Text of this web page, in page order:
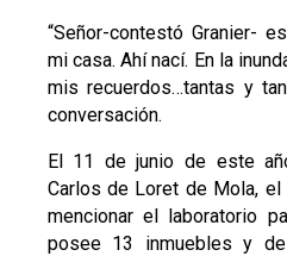
“Señor-contestó Granier-
mi casa. Ahí nací. En la
mis recuerdos…tantas y
conversación.
El 11 de junio de este
Carlos de Loret de Mola,
mencionar el laboratorio
posee 13 inmuebles y